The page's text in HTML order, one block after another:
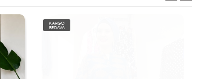
KARGO
BEDAVA